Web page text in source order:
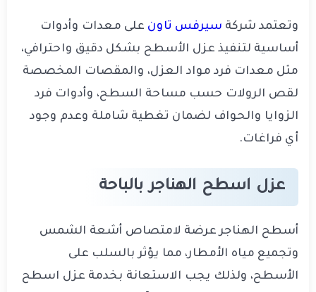
وتعتمد شركة سيرفس تاون على معدات وأدوات
أساسية لتنفيذ عزل الأسطح بشكل دقيق واحترافي،
مثل معدات فرد مواد العزل، والمقصات المخصصة
لقص الرولات حسب مساحة السطح، وأدوات فرد
الزوايا والحواف لضمان تغطية شاملة وعدم وجود
أي فراغات.
عزل اسطح الهناجر بالباحة
أسطح الهناجر عرضة لامتصاص أشعة الشمس
وتجميع مياه الأمطار، مما يؤثر بالسلب على
الأسطح، ولذلك يجب الاستعانة بخدمة عزل اسطح